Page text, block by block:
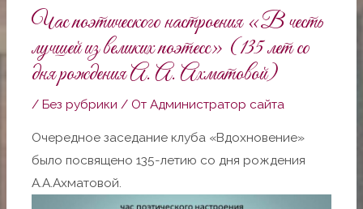
Час поэтического настроения «В честь
лучшей из великих поэтесс» (135 лет со
дня рождения А. А. Ахматовой)
/Без рубрики / ОтАдминистратор сайта
Очередное заседание клуба «Вдохновение»
было посвящено 135-летию со дня рождения
А.А.Ахматовой.
записям